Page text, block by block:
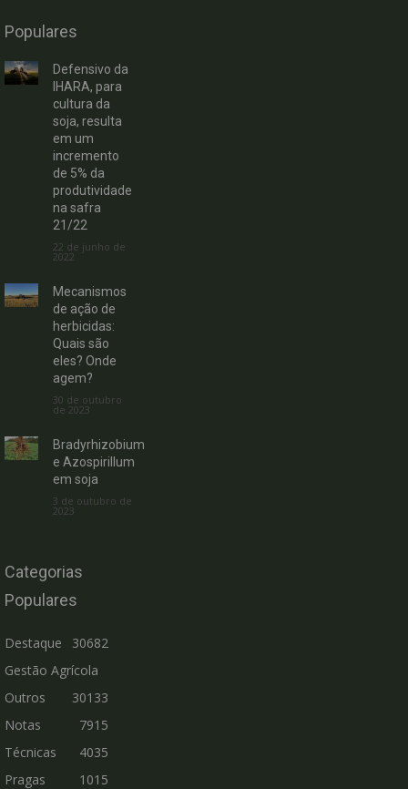
Populares
Defensivo da
IHARA, para
cultura da
soja, resulta
em um
incremento
de 5% da
produtividade
na safra
21/22
22 de junho de
2022
Mecanismos
de ação de
herbicidas:
Quais são
eles? Onde
agem?
30 de outubro
de 2023
Bradyrhizobium
e Azospirillum
em soja
3 de outubro de
2023
Categorias
Populares
Destaque
30682
Gestão Agrícola
30133
Outros
7915
Notas
Técnicas
4035
Pragas
1015